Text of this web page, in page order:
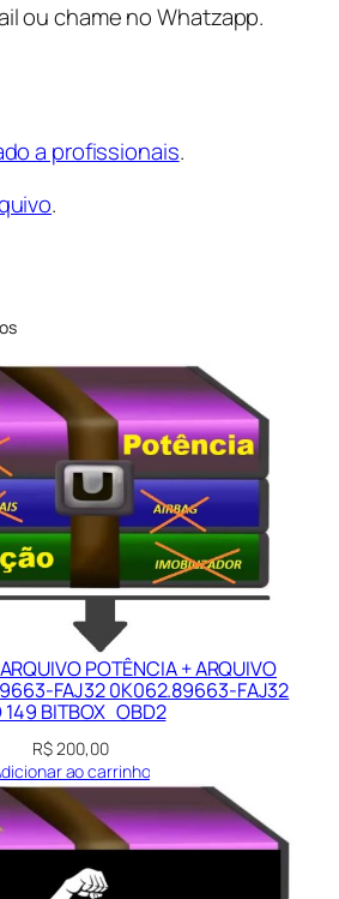
ou chame no Whatzapp.
a profissionais.
.
POTÊNCIA + ARQUIVO
FAJ32 0K062.89663-FAJ32
149 BITBOX OBD2
R$200,00
ao carrinho